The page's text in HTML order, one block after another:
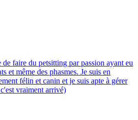
faire du petsitting par passion ayant eu
et même des phasmes. Je suis en
félin et canin et je suis apte à gérer
vraiment arrivé)